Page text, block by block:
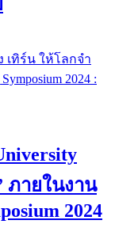
ภายในงาน
2024